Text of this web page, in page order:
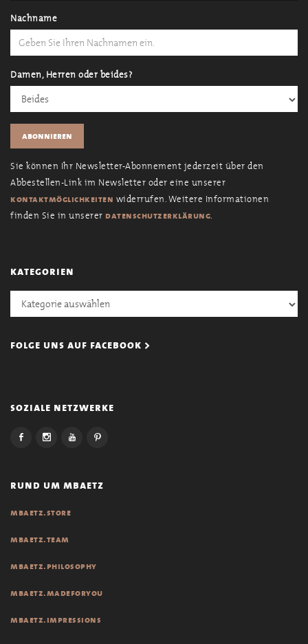
Nachname
Damen, Herren oder beides?
Sie können Ihr Newsletter-Abonnement jederzeit über den
Abbestellen-Link im Newsletter oder eine unserer
kontaktmöglichkeiten widerrufen. Weitere Informationen
finden Sie in unserer datenschutzerklärung.
kategorien
Kategorien
folge uns auf facebook >
soziale netzwerke
rund um mbaetz
mbaetz.store
mbaetz.team
mbaetz.philosophy
mbaetz.madeforyou
mbaetz.impressions